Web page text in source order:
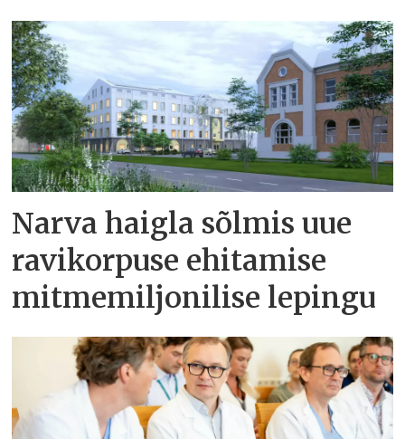
Narva haigla sõlmis uue
ravikorpuse ehitamise
mitmemiljonilise lepingu